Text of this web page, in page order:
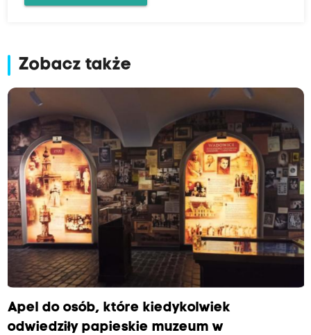
Zobacz także
Apel do osób, które kiedykolwiek
odwiedziły papieskie muzeum w